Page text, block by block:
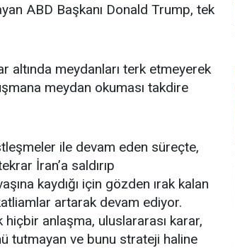
ABD Başkanı Donald Trump, tek
altında meydanları terk etmeyerek
meydan okuması takdire
ile devam eden süreçte,
İran’a saldırıp
kaydığı için gözden ırak kalan
artarak devam ediyor.
hiçbir anlaşma, uluslararası karar,
tutmayan ve bunu strateji haline